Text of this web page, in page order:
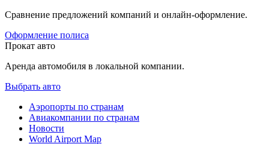
Сравнение предложений компаний и онлайн-оформление.
Оформление полиса
Прокат авто
Аренда автомобиля в локальной компании.
Выбрать авто
Аэропорты по странам
Авиакомпании по странам
Новости
World Airport Map